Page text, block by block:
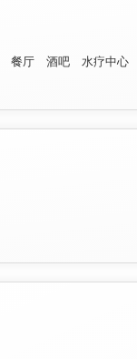
餐厅 酒吧 水疗中心